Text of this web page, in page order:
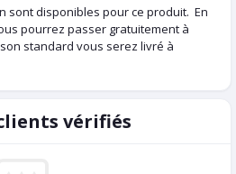
sont disponibles pour ce produit. En
pourrez passer gratuitement à
standard vous serez livré à
vérifiés